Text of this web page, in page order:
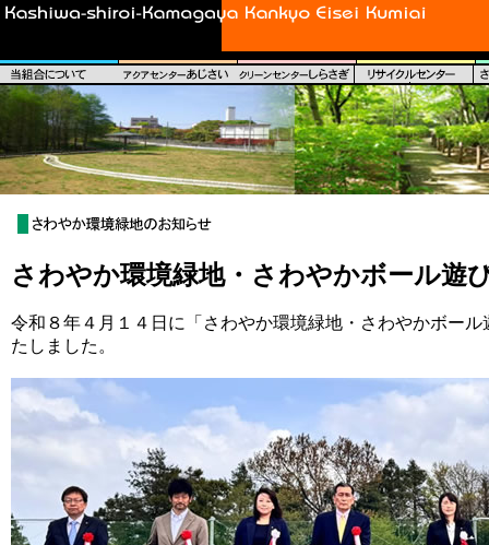
さわやか環境緑地・さわやかボール遊
令和８年４月１４日に「さわやか環境緑地・さわやかボー
たしました。